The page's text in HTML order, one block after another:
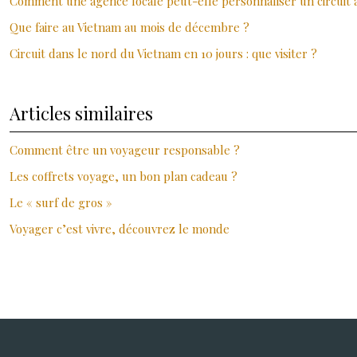
Que faire au Vietnam au mois de décembre ?
Circuit dans le nord du Vietnam en 10 jours : que visiter ?
Articles similaires
Comment être un voyageur responsable ?
Les coffrets voyage, un bon plan cadeau ?
Le « surf de gros »
Voyager c’est vivre, découvrez le monde